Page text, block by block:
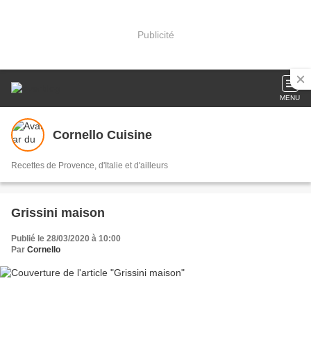
Publicité
MENU
Cornello Cuisine
Recettes de Provence, d'Italie et d'ailleurs
Grissini maison
Publié le 28/03/2020 à 10:00
Par Cornello